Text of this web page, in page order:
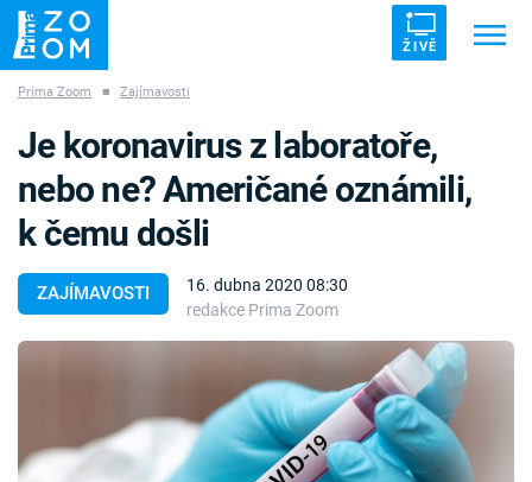
ŽIVĚ
ZÁHADY VETŘELCI DÁVNOVĚKU
Témata
Pořady
Prima Zoom ■ Zajímavosti
ZAJÍMAVOSTI
16. dubna 2020 08:30
redakce Prima Zoom
Je koronavirus z laboratoře,
nebo ne? Američané oznámili,
k čemu došli